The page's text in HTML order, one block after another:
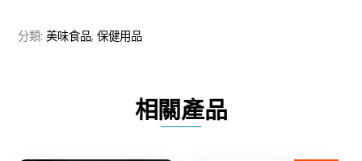
花
分類:美味食品,保健用品
相關產品